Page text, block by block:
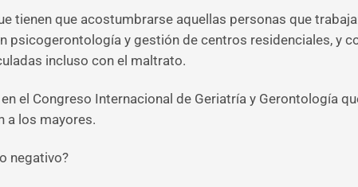
tienen que acostumbrarse aquellas personas que
psicogerontología y gestión de centros residenciales, y
incluso con el maltrato.
el Congreso Internacional de Geriatría y Gerontología
a los mayores.
negativo?